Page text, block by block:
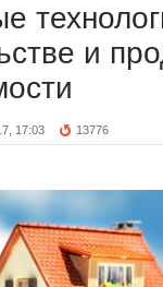
и
17:03 13776